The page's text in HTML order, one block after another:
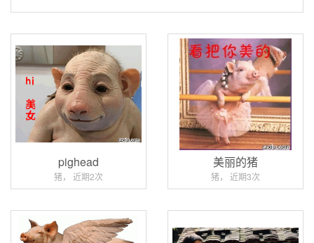
pighead
猪， 近期2次
美丽的猪
猪， 近期3次